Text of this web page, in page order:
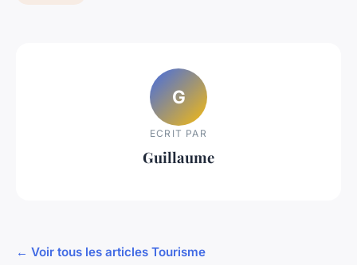
G
ECRIT PAR
Guillaume
← Voir tous les articles Tourisme